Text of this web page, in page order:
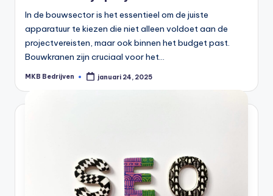
In de bouwsector is het essentieel om de juiste
apparatuur te kiezen die niet alleen voldoet aan de
projectvereisten, maar ook binnen het budget past.
Bouwkranen zijn cruciaal voor het…
MKB Bedrijven januari 24, 2025